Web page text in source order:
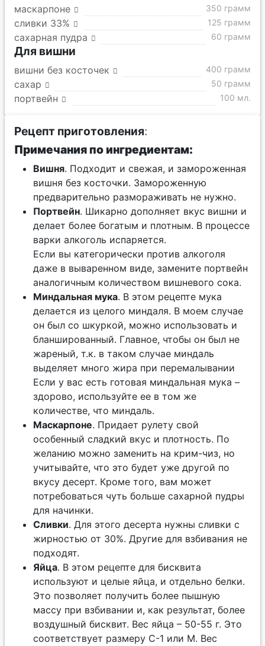
маскарпоне 350 грамм
сливки 33% 125 грамм
сахарная пудра 60 грамм
Для вишни
вишни без косточек 400 грамм
сахар 50 грамм
портвейн 100 мл.
Рецепт приготовления:
Примечания по ингредиентам:
Вишня. Подходит и свежая, и замороженная
вишня без косточки. Замороженную
предварительно размораживать не нужно.
Портвейн. Шикарно дополняет вкус вишни и
делает более богатым и плотным. В процессе
варки алкоголь испаряется.
Если вы категорически против алкоголя
даже в вываренном виде, замените портвейн
аналогичным количеством вишневого сока.
Миндальная мука. В этом рецепте мука
делается из целого миндаля. В моем случае
он был со шкуркой, можно использовать и
бланшированный. Главное, чтобы он был не
жареный, т.к. в таком случае миндаль
выделяет много жира при перемалывании
Если у вас есть готовая миндальная мука –
здорово, используйте ее в том же
количестве, что миндаль.
Маскарпоне. Придает рулету свой
особенный сладкий вкус и плотность. По
желанию можно заменить на крим-чиз, но
учитывайте, что это будет уже другой по
вкусу десерт. Кроме того, вам может
потребоваться чуть больше сахарной пудры
для начинки.
Сливки. Для этого десерта нужны сливки с
жирностью от 30%. Другие для взбивания не
подходят.
Яйца. В этом рецепте для бисквита
используют и целые яйца, и отдельно белки.
Это позволяет получить более пышную
массу при взбивании и, как результат, более
воздушный бисквит. Вес яйца – 50-55 г. Это
соответствует размеру С-1 или М. Вес